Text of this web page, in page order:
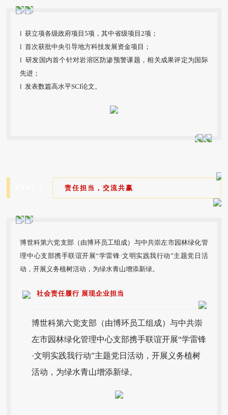
l 获立项各级政府项目5项，其中省级项目2项；
l 首次获批中央引导地方科技发展资金项目；
l 研发国内首个针对岩溶区防渗预警课题，相关成果评定为国际
先进；
l 发表数篇高水平SCI论文。
责任担当，交流共赢
博世科第六党支部（由博环员工组成）与中共崇左市园林绿化管
理中心支部携手联谊开展“学雷锋·文明实践我行动”主题党日活
动，开展义务植树活动，为绿水青山增添新绿。
社会责任履行 展现企业担当
博世科第六党支部（由博环员工组成）与中共崇
左市园林绿化管理中心支部携手联谊开展“学雷锋
·文明实践我行动”主题党日活动，开展义务植树
活动，为绿水青山增添新绿。